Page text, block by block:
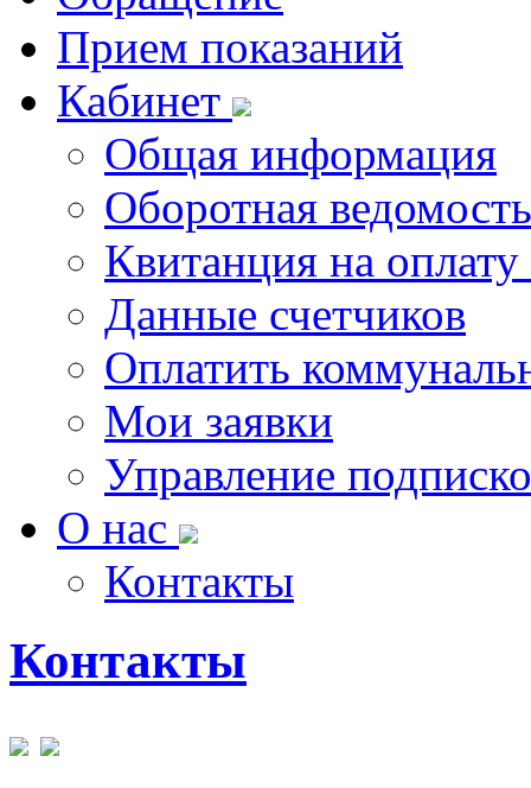
Прием показаний
Кабинет
Общая информация
Оборотная ведомость
Квитанция на
Данные счетчиков
Оплатить
Мои заявки
Управление
О нас
Контакты
Контакты